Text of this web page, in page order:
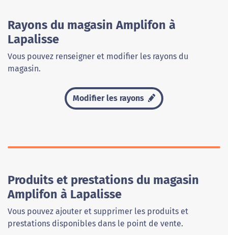
Rayons du magasin Amplifon à
Lapalisse
Vous pouvez renseigner et modifier les rayons du
magasin.
Modifier les rayons
Produits et prestations du magasin
Amplifon à Lapalisse
Vous pouvez ajouter et supprimer les produits et
prestations disponibles dans le point de vente.